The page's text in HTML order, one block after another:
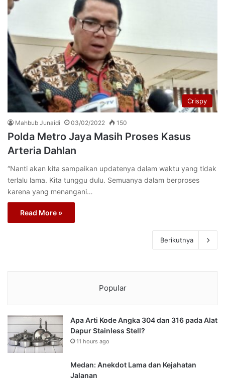
Crispy
Mahbub Junaidi 03/02/2022 150
Polda Metro Jaya Masih Proses Kasus
Arteria Dahlan
“Nanti akan kita sampaikan updatenya dalam waktu yang tidak
terlalu lama. Kita tunggu dulu. Semuanya dalam berproses
karena yang menangani…
Read More »
Berikutnya
Popular
Apa Arti Kode Angka 304 dan 316 pada Alat
Dapur Stainless Stell?
11 hours ago
Medan: Anekdot Lama dan Kejahatan
Jalanan